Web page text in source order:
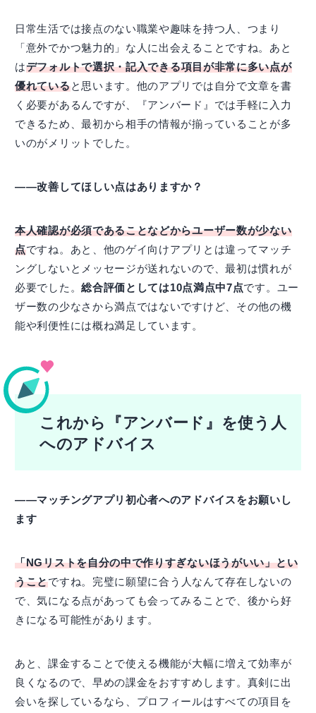
日常生活では接点のない職業や趣味を持つ人、つまり
「意外でかつ魅力的」な人に出会えることですね。あと
はデフォルトで選択・記入できる項目が非常に多い点が
優れていると思います。他のアプリでは自分で文章を書
く必要があるんですが、『アンバード』では手軽に入力
できるため、最初から相手の情報が揃っていることが多
いのがメリットでした。
――改善してほしい点はありますか？
本人確認が必須であることなどからユーザー数が少ない
点ですね。あと、他のゲイ向けアプリとは違ってマッチ
ングしないとメッセージが送れないので、最初は慣れが
必要でした。総合評価としては10点満点中7点です。ユー
ザー数の少なさから満点ではないですけど、その他の機
能や利便性には概ね満足しています。
これから『アンバード』を使う人
へのアドバイス
――マッチングアプリ初心者へのアドバイスをお願いし
ます
「NGリストを自分の中で作りすぎないほうがいい」とい
うことですね。完璧に願望に合う人なんて存在しないの
で、気になる点があっても会ってみることで、後から好
きになる可能性があります。
あと、課金することで使える機能が大幅に増えて効率が
良くなるので、早めの課金をおすすめします。真剣に出
会いを探しているなら、プロフィールはすべての項目を